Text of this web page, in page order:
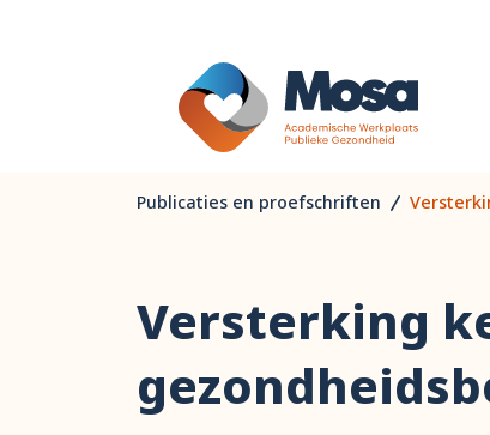
Publicaties en proefschriften
Versterking